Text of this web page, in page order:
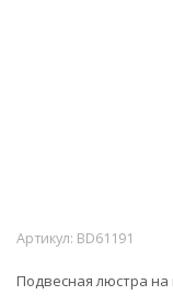
Артикул: BD61191
Подвесная люстра на